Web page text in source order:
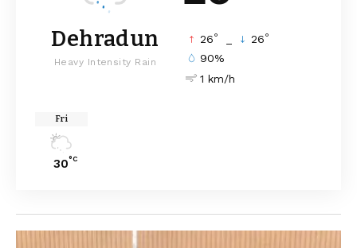
Dehradun
Heavy Intensity Rain
26° 26°
90%
1 km/h
Fri
30°C